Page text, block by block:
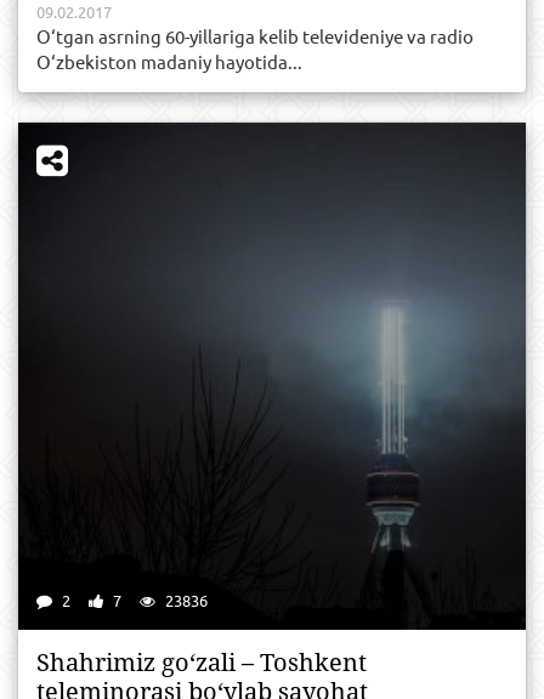
09.02.2017
O‘tgan asrning 60-yillariga kelib televideniye va radio
O‘zbekiston madaniy hayotida...
2 7 23836
Shahrimiz go‘zali – Toshkent
teleminorasi bo‘ylab sayohat